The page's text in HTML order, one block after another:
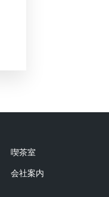
喫茶室
会社案内